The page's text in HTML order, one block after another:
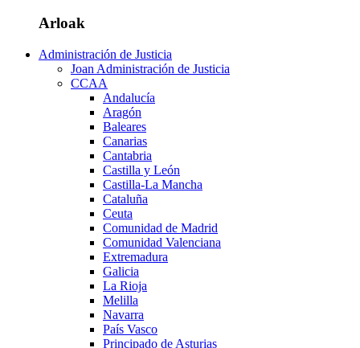
Arloak
Administración de Justicia
Joan Administración de Justicia
CCAA
Andalucía
Aragón
Baleares
Canarias
Cantabria
Castilla y León
Castilla-La Mancha
Cataluña
Ceuta
Comunidad de Madrid
Comunidad Valenciana
Extremadura
Galicia
La Rioja
Melilla
Navarra
País Vasco
Principado de Asturias